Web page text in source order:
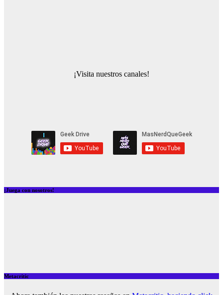
¡Visita nuestros canales!
¡Juega con nosotros!
Metacritic